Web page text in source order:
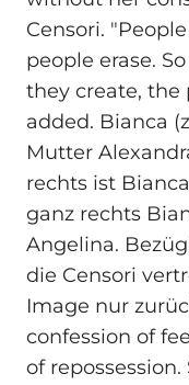
Censori.
people erase.
they create, the
added. Bianca
Mutter
rechts ist
ganz rechts
Angelina.
die Censori
Image nur
confession of
of